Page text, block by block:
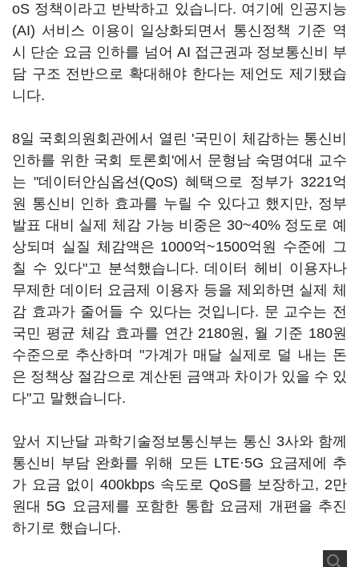
oS 정책이라고 반박하고 있습니다. 여기에 인공지능
(AI) 서비스 이용이 일상화되면서 통신정책 기준 역
시 단순 요금 인하를 넘어 AI 접근권과 정보통신비 부
담 구조 전반으로 확대해야 한다는 제언도 제기됐습
니다.
8일 국회의원회관에서 열린 '국민이 체감하는 통신비
인하를 위한 국회 토론회'에서 문형남 숙명여대 교수
는 "데이터안심옵션(QoS) 혜택으로 정부가 3221억
원 통신비 인하 효과를 누릴 수 있다고 했지만, 정부
발표 대비 실제 체감 가능 비중은 30~40% 정도로 예
상되며 실질 체감액은 1000억~1500억원 수준에 그
칠 수 있다"고 분석했습니다. 데이터 헤비 이용자나
무제한 데이터 요금제 이용자 등을 제외하면 실제 체
감 효과가 줄어들 수 있다는 것입니다. 문 교수는 전
국민 평균 체감 효과를 연간 2180원, 월 기준 180원
수준으로 추산하며 "가계가 매달 실제로 덜 내는 돈
은 정책상 절감으로 계산된 금액과 차이가 있을 수 있
다"고 말했습니다.
앞서 지난달 과학기술정보통신부는 통신 3사와 함께
통신비 부담 완화를 위해 모든 LTE·5G 요금제에 추
가 요금 없이 400kbps 속도로 QoS를 보장하고, 2만
원대 5G 요금제를 포함한 통합 요금제 개편을 추진
하기로 했습니다.